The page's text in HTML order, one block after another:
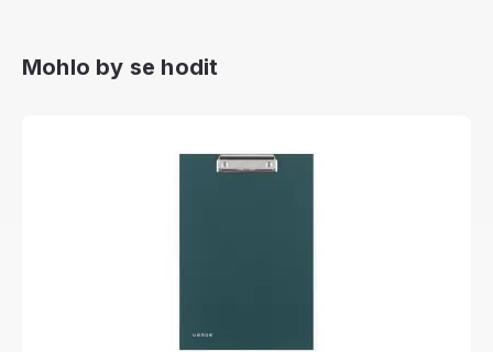
Mohlo by se hodit